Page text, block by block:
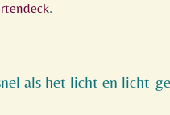
.
als het licht en licht-